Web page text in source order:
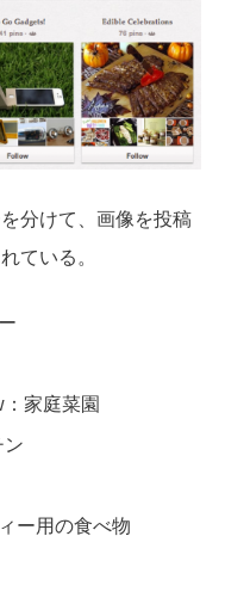
分けて、画像を投稿
ている。
家庭菜園
ン
ー用の食べ物